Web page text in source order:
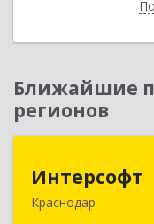
Ближайшие
регионов
Интерсофт
Краснодар350020,